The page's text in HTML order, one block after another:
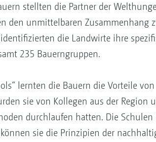
stellten die Partner der
den unmittelbaren Zusammenhang
die Landwirte ihre
235 Bauerngruppen.
lernten die Bauern die Vorteile
sie von Kollegen aus der Region
durchlaufen hatten. Die
sie die Prinzipien der